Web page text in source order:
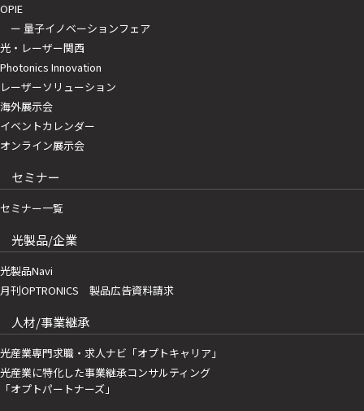
OPIE
ー 量子イノベーションフェア
光・レーザー関西
Photonics Innovation
レーザーソリューション
海外展示会
イベントカレンダー
オンライン展示会
セミナー
セミナー一覧
光製品/企業
光製品Navi
月刊OPTRONICS 製品広告資料請求
人材/事業継承
光産業専門求職・求人ナビ「オプトキャリア」
光産業に特化した事業継承コンサルティング
「オプトパートナーズ」